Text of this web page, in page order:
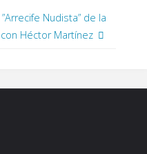
Nudista” de la
Héctor Martínez